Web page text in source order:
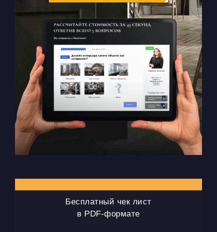
Бесплатный чек лист
в PDF-формате